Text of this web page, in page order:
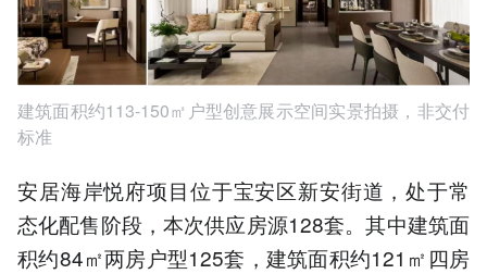
建筑面积约113-150㎡户型创意展示空间实景拍摄，非交付
标准
安居海岸悦府项目位于宝安区新安街道，处于常
态化配售阶段，本次供应房源128套。其中建筑面
积约84㎡两房户型125套，建筑面积约121㎡四房